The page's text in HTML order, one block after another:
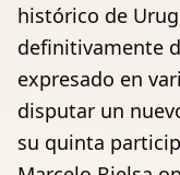
histórico de
definitivamente
expresado en
disputar un
su quinta